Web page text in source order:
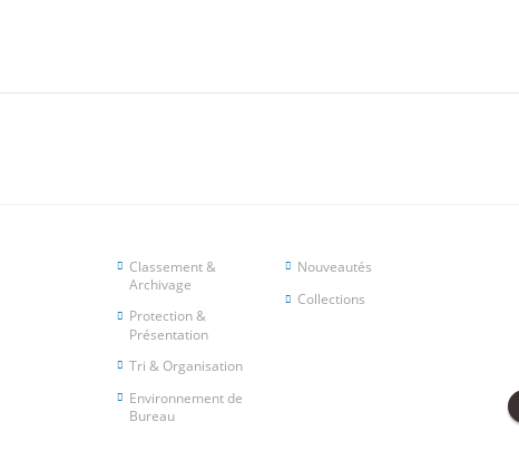
Classement &
Archivage
Protection &
Présentation
Tri & Organisation
Environnement de
Bureau
Nouveautés
Collections